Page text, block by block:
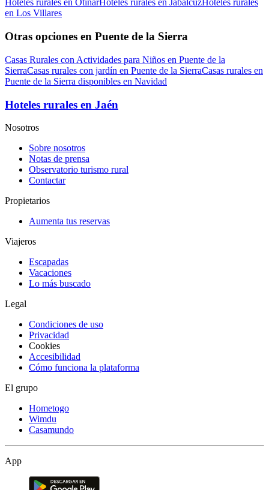
Hoteles rurales en OtíñarHoteles rurales en JabalcuzHoteles rurales
en Los Villares
Otras opciones en Puente de la Sierra
Casas Rurales con Actividades para Niños en Puente de la
SierraCasas rurales con jardín en Puente de la SierraCasas rurales en
Puente de la Sierra disponibles en Navidad
Hoteles rurales en Jaén
Nosotros
Sobre nosotros
Notas de prensa
Observatorio turismo rural
Contactar
Propietarios
Aumenta tus reservas
Viajeros
Escapadas
Vacaciones
Lo más buscado
Legal
Condiciones de uso
Privacidad
Cookies
Accesibilidad
Cómo funciona la plataforma
El grupo
Hometogo
Wimdu
Casamundo
App